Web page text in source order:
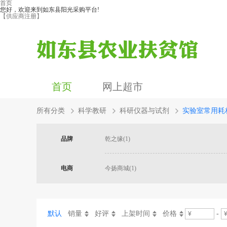
首页
您好，欢迎来到如东县阳光采购平台!
【供应商注册】
首页 网上超市
所有分类 科学教研 科研仪器与试剂 实验室常用耗
品牌 乾之缘(1)
电商 今扬商城(1)
默认 销量 好评 上架时间 价格 -